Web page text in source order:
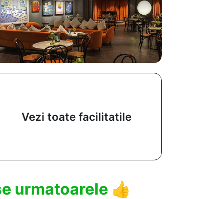
Vezi toate facilitatile
urmatoarele 👍